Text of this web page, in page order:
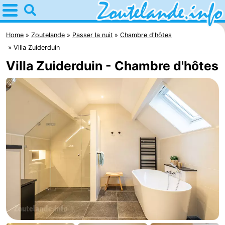
Home
Zoutelande
Astuces
Avec
enfants
Webcam
Langstraat
Webcam
nuit
Appartements
-
Home Zoutelande Passer la nuit
Chambre d'hôtes
Villa Zuiderduin
Villa Zuiderduin - Chambre d'hôtes